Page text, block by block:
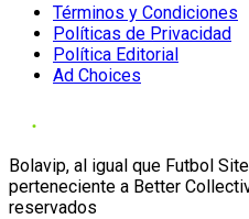
Términos y Condiciones
Políticas de Privacidad
Política Editorial
Ad Choices
Bolavip, al igual que Futbol
perteneciente a Better
reservados